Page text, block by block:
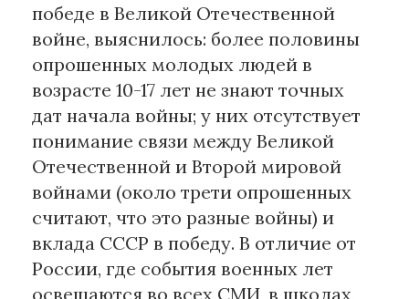
победе в Великой Отечественной
войне, выяснилось: более половины
опрошенных молодых людей в
возрасте 10-17 лет не знают точных
дат начала войны; у них отсутствует
понимание связи между Великой
Отечественной и Второй мировой
войнами (около трети опрошенных
считают, что это разные войны) и
вклада СССР в победу. В отличие от
России, где события военных лет
освещаются во всех СМИ, в школах,